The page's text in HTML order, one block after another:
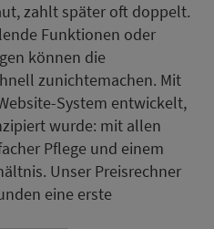
zahlt später oft doppelt.
Funktionen oder
können die
zunichtemachen. Mit
System entwickelt,
wurde: mit allen
Pflege und einem
Unser Preisrechner
eine erste